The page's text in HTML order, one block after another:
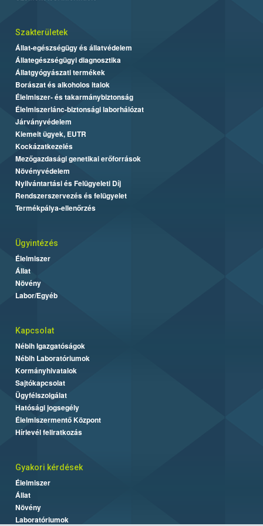
Szakterületek
Állat-egészségügy és állatvédelem
Állategészségügyi diagnosztika
Állatgyógyászati termékek
Borászat és alkoholos italok
Élelmiszer- és takarmánybiztonság
Élelmiszerlánc-biztonsági laborhálózat
Járványvédelem
Kiemelt ügyek, EUTR
Kockázatkezelés
Mezőgazdasági genetikai erőforrások
Növényvédelem
Nyilvántartási és Felügyeleti Díj
Rendszerszervezés és felügyelet
Termékpálya-ellenőrzés
Ügyintézés
Élelmiszer
Állat
Növény
Labor/Egyéb
Kapcsolat
Nébih Igazgatóságok
Nébih Laboratóriumok
Kormányhivatalok
Sajtókapcsolat
Ügyfélszolgálat
Hatósági jogsegély
Élelmiszermentő Központ
Hírlevél feliratkozás
Gyakori kérdések
Élelmiszer
Állat
Növény
Laboratóriumok